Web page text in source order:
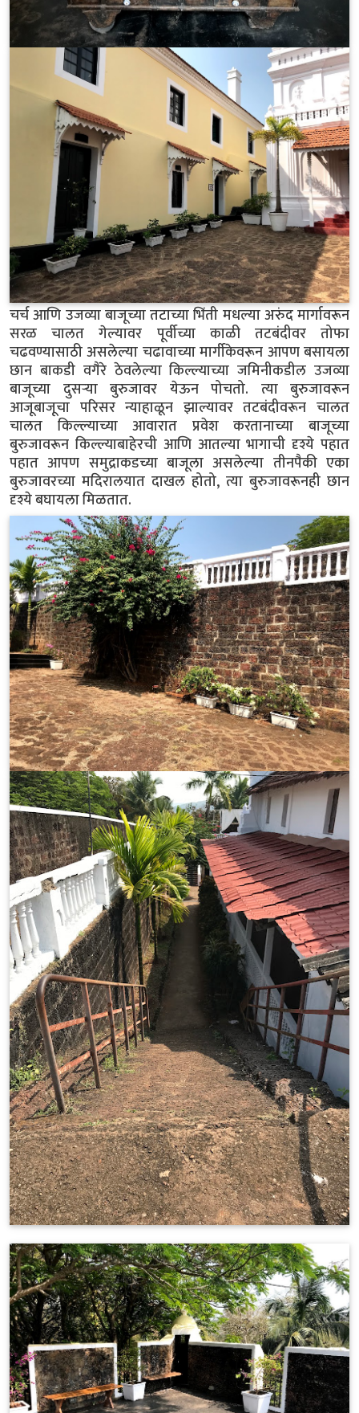
चर्च आणि उजव्या बाजूच्या तटाच्या भिंती मधल्या अरुंद मार्गावरून
सरळ चालत गेल्यावर पूर्वीच्या काळी तटबंदीवर तोफा
चढवण्यासाठी असलेल्या चढावाच्या मार्गीकेवरून आपण बसायला
छान बाकडी वगैरे ठेवलेल्या किल्ल्याच्या जमिनीकडील उजव्या
बाजूच्या दुसऱ्या बुरुजावर येऊन पोचतो. त्या बुरुजावरून
आजूबाजूचा परिसर न्याहाळून झाल्यावर तटबंदीवरून चालत
चालत किल्ल्याच्या आवारात प्रवेश करतानाच्या बाजूच्या
बुरुजावरून किल्ल्याबाहेरची आणि आतल्या भागाची दृश्ये पहात
पहात आपण समुद्राकडच्या बाजूला असलेल्या तीनपैकी एका
बुरुजावरच्या मदिरालयात दाखल होतो, त्या बुरुजावरूनही छान
दृश्ये बघायला मिळतात.